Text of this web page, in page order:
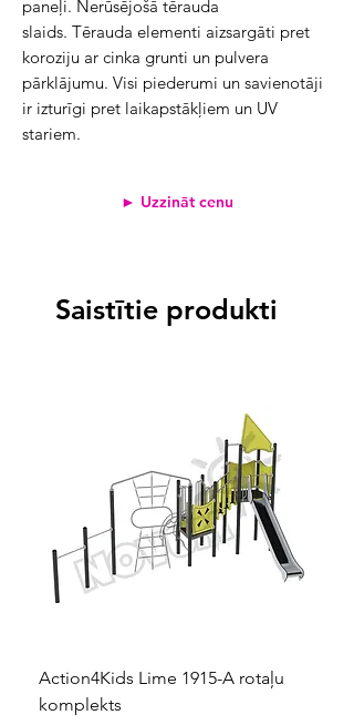
paneļi. Nerūsējošā tērauda
slaids. Tērauda elementi aizsargāti pret
koroziju ar cinka grunti un pulvera
pārklājumu. Visi piederumi un savienotāji
ir izturīgi pret laikapstākļiem un UV
stariem.
► Uzzināt cenu
Saistītie produkti
Action4Kids Lime 1915-A rotaļu
komplekts